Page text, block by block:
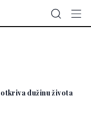
dužinu života